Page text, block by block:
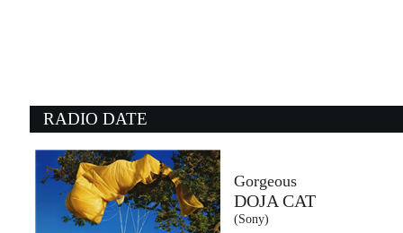
14:39:22
U2
EMI (UMG)
14:54:38
LA GRACIOSA
RADIO DATE
Gorgeous
DOJA CAT
(Sony)